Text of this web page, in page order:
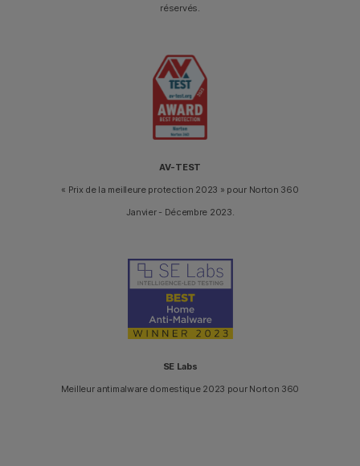
réservés.
AV-TEST
« Prix de la meilleure protection 2023 » pour Norton 360
Janvier - Décembre 2023.
SE Labs
Meilleur antimalware domestique 2023 pour Norton 360